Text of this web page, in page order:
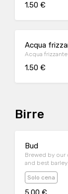
1.50 €
Acqua
Acqua
1.50 €
Birre
Bud
Brewed by
and best
Solo cena